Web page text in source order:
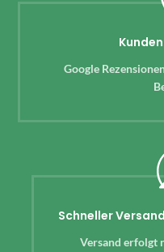
Google
Schneller
Versand erfolgt